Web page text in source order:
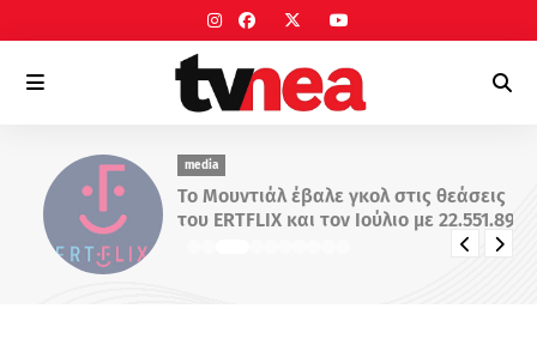
media
Το Μουντιάλ έβαλε γκολ στις θεάσεις
του ERTFLIX και τον Ιούλιο με 22.551.894
views, για δεύτερο συνεχόμενο μήνα